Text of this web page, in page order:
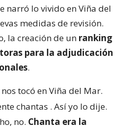
narró lo vivido en Viña del
medidas de revisión.
la creación de un ranking
para la adjudicación
.
tocó en Viña del Mar.
chantas . Así yo lo dije.
no. Chanta era la